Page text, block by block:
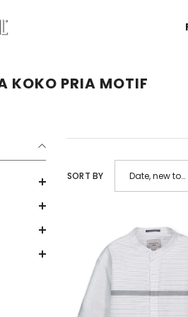
KOKO PRIA MOTIF
SORT BY
Date, new to